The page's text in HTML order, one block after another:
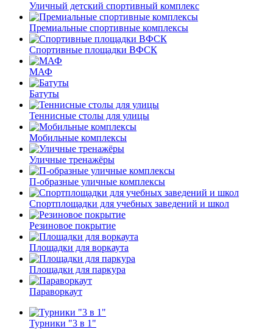
Уличный детский спортивный комплекс
Премиальные спортивные комплексы
Спортивные площадки ВФСК
МАФ
Батуты
Теннисные столы для улицы
Мобильные комплексы
Уличные тренажёры
П-образные уличные комплексы
Спортплощадки для учебных заведений и школ
Резиновое покрытие
Площадки для воркаута
Площадки для паркура
Параворкаут
Турники "3 в 1"